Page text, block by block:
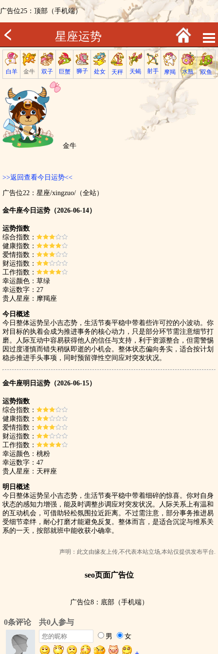
广告位25：顶部（手机端）
星座运势
白羊 金牛 双子 巨蟹 狮子 处女 天秤 天蝎 射手 摩羯 水瓶 双鱼
金牛
>>返回查看今日运势<<
广告位22：星座/xingzuo/（全站）
金牛座今日运势（2026-06-14）
运势指数
综合指数：
健康指数：
爱情指数：
财运指数：
工作指数：
幸运颜色：草绿
幸运数字：27
贵人星座：摩羯座
今日概述
今日整体运势呈小吉态势，生活节奏平稳中带着些许可控的小波动。你
对目标的执着会成为推进事务的核心动力，只是部分环节需注意细节打
磨。人际互动中容易获得他人的信任与支持，利于资源整合，但需警惕
因过度谨慎而错失稍纵即逝的小机会。整体状态偏向务实，适合按计划
稳步推进手头事项，同时预留弹性空间应对突发状况。
金牛座明日运势（2026-06-15）
运势指数
综合指数：
健康指数：
爱情指数：
财运指数：
工作指数：
幸运颜色：桃粉
幸运数字：47
贵人星座：天秤座
明日概述
今日整体运势呈小吉态势，生活节奏平稳中带着细碎的惊喜。你对自身
状态的感知力增强，能及时调整步调应对突发状况。人际关系上有温和
的互动机会，可借助轻松氛围拉近距离。不过需注意，部分事务推进易
受细节牵绊，耐心打磨才能避免反复。整体而言，是适合沉淀与维系关
系的一天，按部就班中能收获小确幸。
声明：此文由缘友上传,不代表本站立场,本站仅提供发布平台.
seo页面广告位
广告位8：底部（手机端）